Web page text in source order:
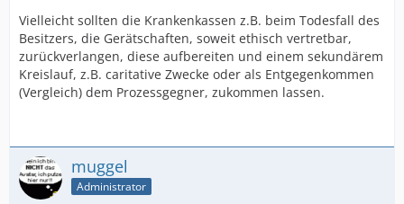
Vielleicht sollten die Krankenkassen z.B. beim Todesfall des
Besitzers, die Gerätschaften, soweit ethisch vertretbar,
zurückverlangen, diese aufbereiten und einem sekundärem
Kreislauf, z.B. caritative Zwecke oder als Entgegenkommen
(Vergleich) dem Prozessgegner, zukommen lassen.
muggel
Administrator